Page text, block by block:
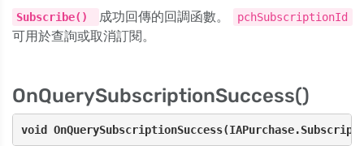
Subscribe() 成功回傳的回調函數。 pchSubscriptionId
可用於查詢或取消訂閱。
OnQuerySubscriptionSuccess()
void